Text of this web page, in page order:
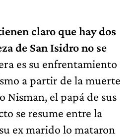
claro que hay dos
de San Isidro no se
es su enfrentamiento
a partir de la muerte
Nisman, el papá de sus
se resume entre la
ex marido lo mataron